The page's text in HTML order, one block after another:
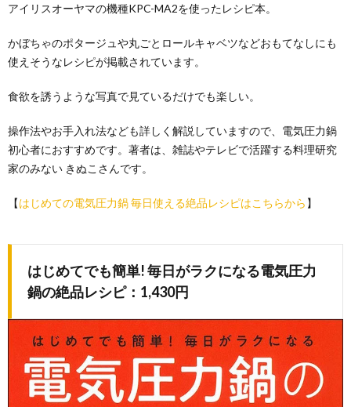
アイリスオーヤマの機種KPC-MA2を使ったレシピ本。
かぼちゃのポタージュや丸ごとロールキャベツなどおもてなしにも
使えそうなレシピが掲載されています。
食欲を誘うような写真で見ているだけでも楽しい。
操作法やお手入れ法なども詳しく解説していますので、電気圧力鍋
初心者におすすめです。著者は、雑誌やテレビで活躍する料理研究
家のみない きぬこさんです。
【はじめての電気圧力鍋 毎日使える絶品レシピはこちらから 】
はじめてでも簡単! 毎日がラクになる電気圧力
鍋の絶品レシピ：1,430円